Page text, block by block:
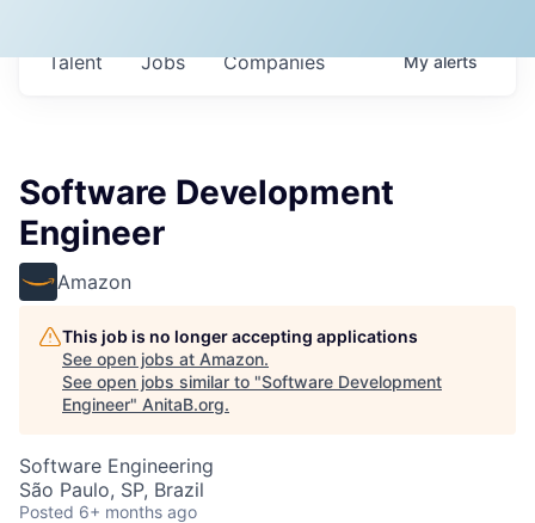
Jobs Companies
Talent Myalerts
Software Development
Engineer
Amazon
This job is no longer accepting applications
See open jobs at Amazon.
See open jobs similar to "Software Development
Engineer" AnitaB.org.
Software Engineering
São Paulo, SP, Brazil
Posted 6+ months ago